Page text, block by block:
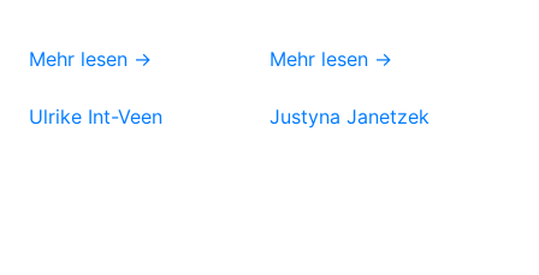
Mehr lesen → Mehr lesen →
Ulrike Int-Veen Justyna Janetzek